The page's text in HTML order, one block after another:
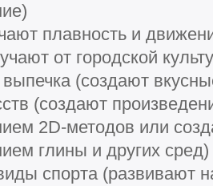
плавность и
от городской
(создают
(создают
2D-методов или
глины и других сред)
спорта (развивают